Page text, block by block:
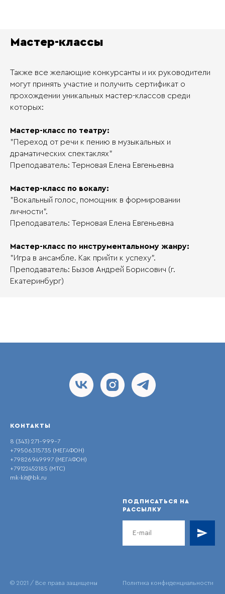
Мастер-классы
Также все желающие конкурсанты и их руководители
могут принять участие и получить сертификат о
прохождении уникальных мастер-классов среди
которых:
Мастер-класс по театру:
"Переход от речи к пению в музыкальных и
драматических спектаклях"
Преподаватель: Терновая Елена Евгеньевна
Мастер-класс по вокалу:
"Вокальный голос, помощник в формировании
личности".
Преподаватель: Терновая Елена Евгеньевна
Мастер-класс по инструментальному жанру:
"Игра в ансамбле. Как прийти к успеху".
Преподаватель: Бызов Андрей Борисович (г.
Екатеринбург)
КОНТАКТЫ
8 (343) 271-999-7
+79506315735 (МЕГАФОН)
+79826949997 (МЕГАФОН)
+79122452185 (МТС)
mk-kit@bk.ru
ПОДПИСАТЬСЯ НА
РАССЫЛКУ
© 2021 / Все права защищены Политика конфиденциальности